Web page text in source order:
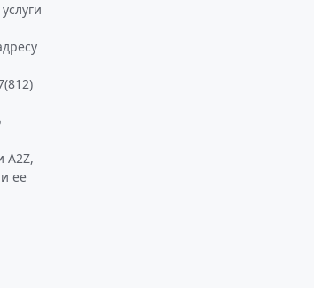
A2Z,
ее